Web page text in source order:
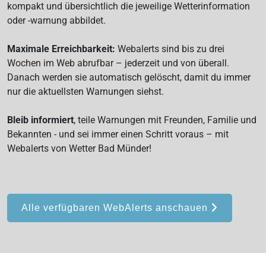
kompakt und übersichtlich die jeweilige Wetterinformation
oder -warnung abbildet.
Maximale Erreichbarkeit: Webalerts sind bis zu drei
Wochen im Web abrufbar – jederzeit und von überall.
Danach werden sie automatisch gelöscht, damit du immer
nur die aktuellsten Warnungen siehst.
Bleib informiert, teile Warnungen mit Freunden, Familie und
Bekannten - und sei immer einen Schritt voraus – mit
Webalerts von Wetter Bad Münder!
Alle verfügbaren WebAlerts anschauen